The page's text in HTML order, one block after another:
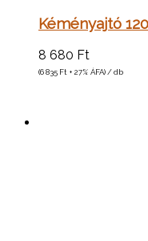
Kéményajtó
8 680 Ft
(6 835 Ft + 27% ÁFA) / db